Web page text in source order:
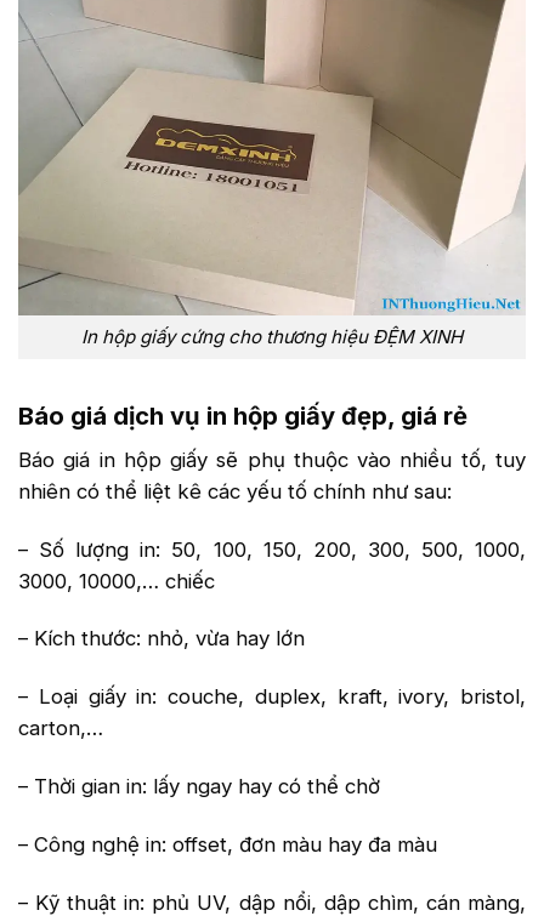
In hộp giấy cứng cho thương hiệu ĐỆM XINH
Báo giá dịch vụ in hộp giấy đẹp, giá rẻ
Báo giá in hộp giấy sẽ phụ thuộc vào nhiều tố, tuy
nhiên có thể liệt kê các yếu tố chính như sau:
– Số lượng in: 50, 100, 150, 200, 300, 500, 1000,
3000, 10000,… chiếc
– Kích thước: nhỏ, vừa hay lớn
– Loại giấy in: couche, duplex, kraft, ivory, bristol,
carton,…
– Thời gian in: lấy ngay hay có thể chờ
– Công nghệ in: offset, đơn màu hay đa màu
– Kỹ thuật in: phủ UV, dập nổi, dập chìm, cán màng,